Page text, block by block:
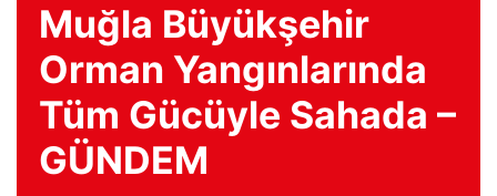
Muğla Büyükşehir
Orman Yangınlarında
Tüm Gücüyle Sahada –
GÜNDEM